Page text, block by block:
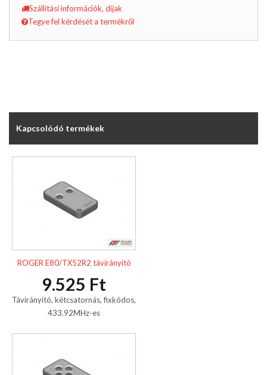
Szállítási információk, díjak
Tegye fel kérdését a termékről
Kapcsolódó termékek
ROGER E80/TX52R2 távirányító
9.525 Ft
Távirányító, kétcsatornás, fixkódos,
433.92MHz-es